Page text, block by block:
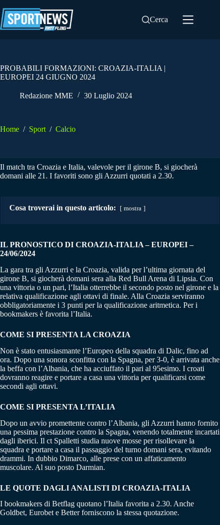
al
contenuto
Cerca
PROBABILI FORMAZIONI: CROAZIA-ITALIA |
EUROPEI 24 GIUGNO 2024
Redazione MME 30 Luglio 2024
Home / Sport / Calcio
Il match tra Croazia e Italia, valevole per il girone B, si giocherà
domani alle 21. I favoriti sono gli Azzurri quotati a 2.30.
Cosa troverai in questo articolo: mostra
IL PRONOSTICO DI CROAZIA-ITALIA – EUROPEI –
24/06/2024
La gara tra gli Azzurri e la Croazia, valida per l’ultima giornata del
girone B, si giocherà domani sera alla Red Bull Arena di Lipsia. Con
una vittoria o un pari, l’Italia otterrebbe il secondo posto nel girone e la
relativa qualificazione agli ottavi di finale. Alla Croazia serviranno
obbligatoriamente i 3 punti per la qualificazione aritmetica. Per i
bookmakers è favorita l’Italia.
COME SI PRESENTA LA CROAZIA
Non è stato entusiasmante l’Europeo della squadra di Dalic, fino ad
ora. Dopo una sonora sconfitta con la Spagna, per 3-0, è arrivata anche
la beffa con l’Albania, che ha acciuffato il pari al 95esimo. I croati
dovranno reagire e portare a casa una vittoria per qualificarsi come
secondi agli ottavi.
COME SI PRESENTA L’ITALIA
Dopo un avvio promettente contro l’Albania, gli Azzurri hanno fornito
una pessima prestazione contro la Spagna, venendo totalmente incartati
dagli iberici. Il ct Spalletti studia nuove mosse per risollevare la
squadra e portare a casa il passaggio del turno domani sera, evitando
drammi. In dubbio Dimarco, alle prese con un affaticamento
muscolare. Al suo posto Darmian.
LE QUOTE DAGLI ANALISTI DI CROAZIA-ITALIA
I bookmakers di Betflag quotano l’Italia favorita a 2.30. Anche
Goldbet, Eurobet e Better forniscono la stessa quotazione.